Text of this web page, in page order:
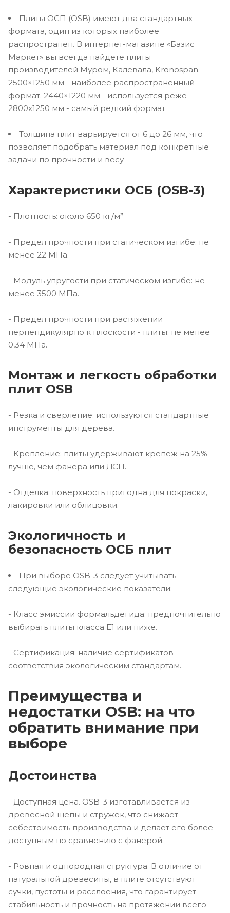
Плиты ОСП (OSB) имеют два стандартных
формата, один из которых наиболее
распространен. В интернет-магазине «Базис
Маркет» вы всегда найдете плиты
производителей Муром, Калевала, Kronospan.
2500×1250 мм - наиболее распространенный
формат. 2440×1220 мм - используется реже
2800х1250 мм - самый редкий формат
Толщина плит варьируется от 6 до 26 мм, что
позволяет подобрать материал под конкретные
задачи по прочности и весу
Характеристики ОСБ (OSB-3)
- Плотность: около 650 кг/м³
- Предел прочности при статическом изгибе: не
менее 22 МПа.
- Модуль упругости при статическом изгибе: не
менее 3500 МПа.
- Предел прочности при растяжении
перпендикулярно к плоскости - плиты: не менее
0,34 МПа.
Монтаж и легкость обработки
плит OSB
- Резка и сверление: используются стандартные
инструменты для дерева.
- Крепление: плиты удерживают крепеж на 25%
лучше, чем фанера или ДСП.
- Отделка: поверхность пригодна для покраски,
лакировки или облицовки.
Экологичность и
безопасность ОСБ плит
При выборе OSB-3 следует учитывать
следующие экологические показатели:
- Класс эмиссии формальдегида: предпочтительно
выбирать плиты класса E1 или ниже.
- Сертификация: наличие сертификатов
соответствия экологическим стандартам.
Преимущества и
недостатки OSB: на что
обратить внимание при
выборе
Достоинства
- Доступная цена. OSB-3 изготавливается из
древесной щепы и стружек, что снижает
себестоимость производства и делает его более
доступным по сравнению с фанерой.
- Ровная и однородная структура. В отличие от
натуральной древесины, в плите отсутствуют
сучки, пустоты и расслоения, что гарантирует
стабильность и прочность на протяжении всего